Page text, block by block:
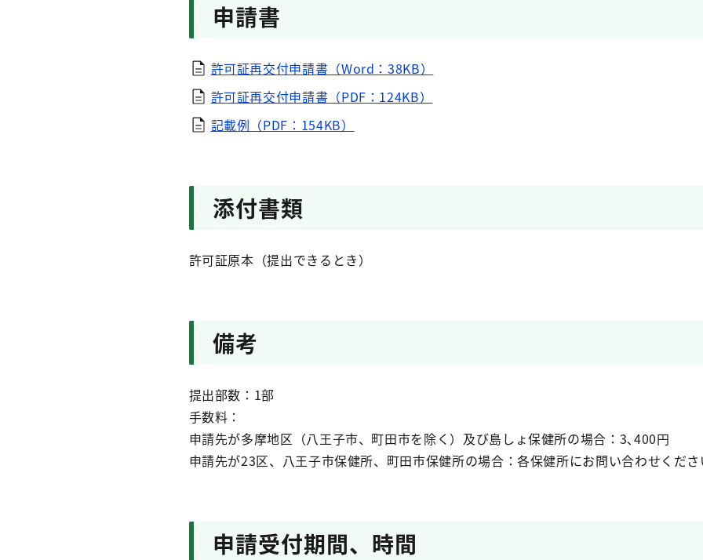
申請書
許可証再交付申請書（Word：38KB）
許可証再交付申請書（PDF：124KB）
記載例（PDF：154KB）
添付書類
許可証原本（提出できるとき）
備考
提出部数：1部
手数料：
申請先が多摩地区（八王子市、町田市を除く）及び島しょ保健所の場合：3､400円
申請先が23区、八王子市保健所、町田市保健所の場合：各保健所にお問い合わせくだ
申請受付期間、時間